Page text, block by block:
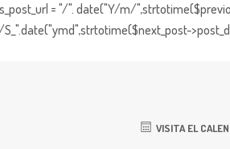
= "/". date("Y/m/
VISITA EL